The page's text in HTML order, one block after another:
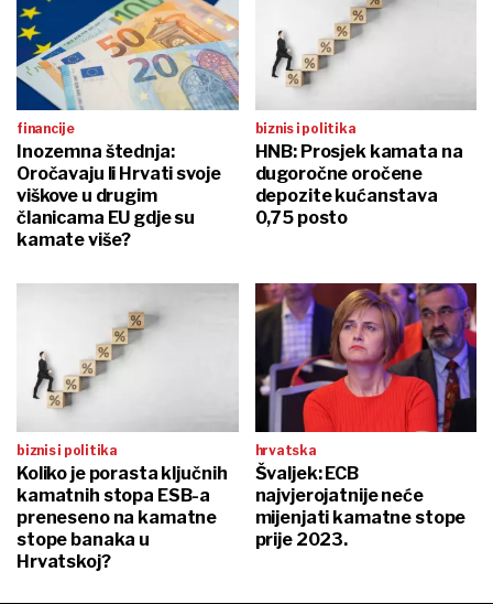
financije
Inozemna štednja:
Oročavaju li Hrvati svoje
viškove u drugim
članicama EU gdje su
kamate više?
biznis i politika
HNB: Prosjek kamata na
dugoročne oročene
depozite kućanstava
0,75 posto
biznis i politika
Koliko je porasta ključnih
kamatnih stopa ESB-a
preneseno na kamatne
stope banaka u
Hrvatskoj?
hrvatska
Švaljek: ECB
najvjerojatnije neće
mijenjati kamatne stope
prije 2023.